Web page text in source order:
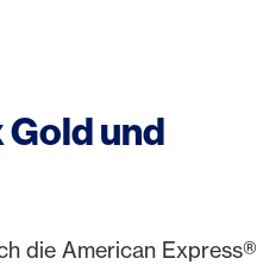
und
die American Express®